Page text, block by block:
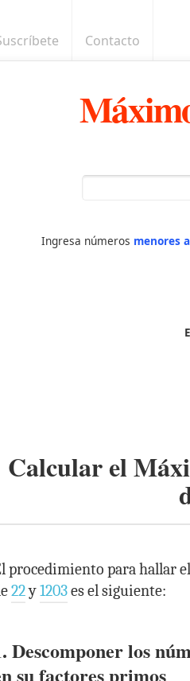
Contacto
Ingresa números menores
Calcular el
procedimiento para hallar
22y1203es el siguiente:
Descomponer los
su factores primos